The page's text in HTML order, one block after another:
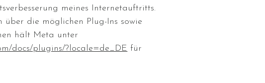
meines Internetauftritts.
die möglichen Plug-Ins sowie
hält Meta unter
docs/plugins/?locale=de_DE für